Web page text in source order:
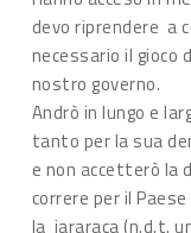
devo riprendere a
necessario il gioco
nostro governo.
Andrò in lungo e
tanto per la sua
e non accetterò la
correre per il
la jararaca (n.d.t.